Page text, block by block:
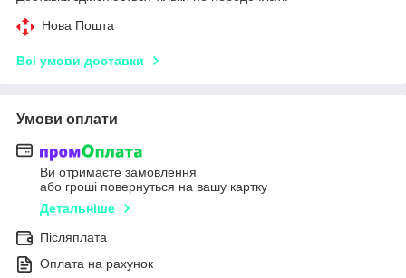
Нова Пошта
Всі умови доставки
Умови оплати
Ви отримаєте замовлення
або гроші повернуться на вашу картку
Детальніше
Післяплата
Оплата на рахунок